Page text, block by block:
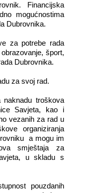
Financijska
mogućnostima
Dubrovnika.
za potrebe rada
šport,
Dubrovnika.
za svoj rad.
troškova
Savjeta, kao i
vezanih za rad u
organiziranja
a mogu im
smještaja za
u skladu s
pouzdanih